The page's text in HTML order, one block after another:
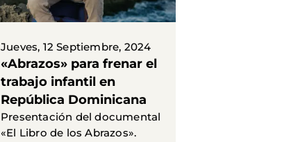
Jueves, 12 Septiembre, 2024
«Abrazos» para frenar el
trabajo infantil en
República Dominicana
Presentación del documental
«El Libro de los Abrazos».